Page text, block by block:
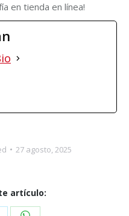
en tienda en línea!
27 agosto, 2025
artículo: